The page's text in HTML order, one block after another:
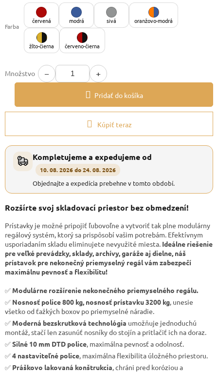
Farba
červená modrá sivá oranžovo-modrá
žlto-čierna červeno-čierna
Množstvo − +
Pridať do košíka
Kúpiť teraz
Kompletujeme a expedujeme od
10. 08. 2026 do 24. 08. 2026
Objednajte a expedícia prebehne v tomto období.
Rozšírte svoj skladovací priestor bez obmedzení!
Prístavky je možné pripojiť ľubovoľne a vytvoriť tak plne modulárny
regálový systém, ktorý sa prispôsobí vašim potrebám. Efektívnym
usporiadaním skladu eliminujete nevyužité miesta. Ideálne riešenie
pre veľké prevádzky, sklady, archívy, garáže aj dielne, náš
prístavok pre nekonečný priemyselný regál vám zabezpečí
maximálnu pevnosť a flexibilitu!
✅ Modulárne rozšírenie nekonečného priemyselného regálu.
✅ Nosnosť police 800 kg, nosnosť prístavku 3200 kg , unesie
všetko od ťažkých boxov po priemyselné náradie.
✅ Moderná bezskrutková technológia umožňuje jednoduchú
montáž, stačí len zasunúť nosníky do stojín a pritlačiť ich na doraz.
✅Silné 10 mm DTD police , maximálna pevnosť a odolnosť.
✅4 nastaviteľné police , maximálna flexibilita úložného priestoru.
✅ Práškovo lakovaná konštrukcia , chráni pred koróziou a